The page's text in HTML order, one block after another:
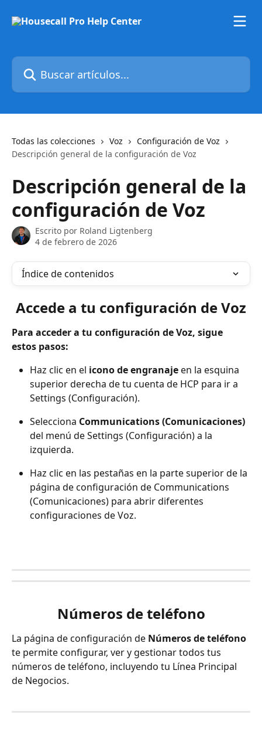
Buscar artículos...
Todas las colecciones Voz
Configuración de Voz
Descripción general de la configuración de Voz
Descripción general de la
configuración de Voz
Escrito por Roland Ligtenberg
4 de febrero de 2026
Índice de contenidos
Accede a tu configuración de Voz
Para acceder a tu configuración de Voz, sigue
estos pasos:
Haz clic en el icono de engranaje en la esquina
superior derecha de tu cuenta de HCP para ir a
Settings (Configuración).
Selecciona Communications (Comunicaciones)
del menú de Settings (Configuración) a la
izquierda.
Haz clic en las pestañas en la parte superior de la
página de configuración de Communications
(Comunicaciones) para abrir diferentes
configuraciones de Voz.
Números de teléfono
La página de configuración de Números de teléfono
te permite configurar, ver y gestionar todos tus
números de teléfono, incluyendo tu Línea Principal
de Negocios.